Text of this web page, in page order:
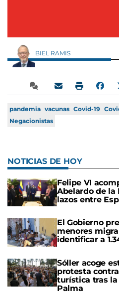
BIEL RAMIS
pandemia vacunas Covid-19
Negacionistas
NOTICIAS DE HOY
Felipe VI
Abelardo de la
lazos entre
El Gobierno
menores
identificar a
Sóller acoge
protesta
turística tras
Palma